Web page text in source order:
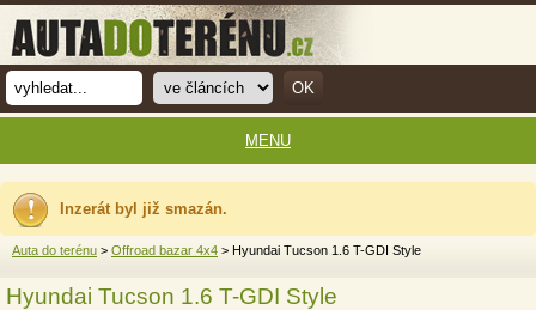
Inzerát byl již smazán.
Auta do terénu > Offroad bazar 4x4 > Hyundai Tucson 1.6 T-GDI Style
Hyundai Tucson 1.6 T-GDI Style
MENU